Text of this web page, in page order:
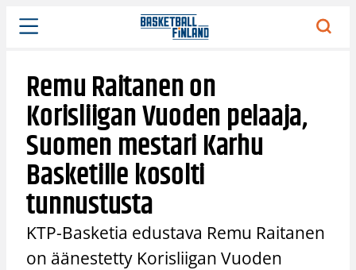
Siirry
sisältöön
Remu Raitanen on
Korisliigan Vuoden pelaaja,
Suomen mestari Karhu
Basketille kosolti
tunnustusta
KTP-Basketia edustava Remu Raitanen
on äänestetty Korisliigan Vuoden